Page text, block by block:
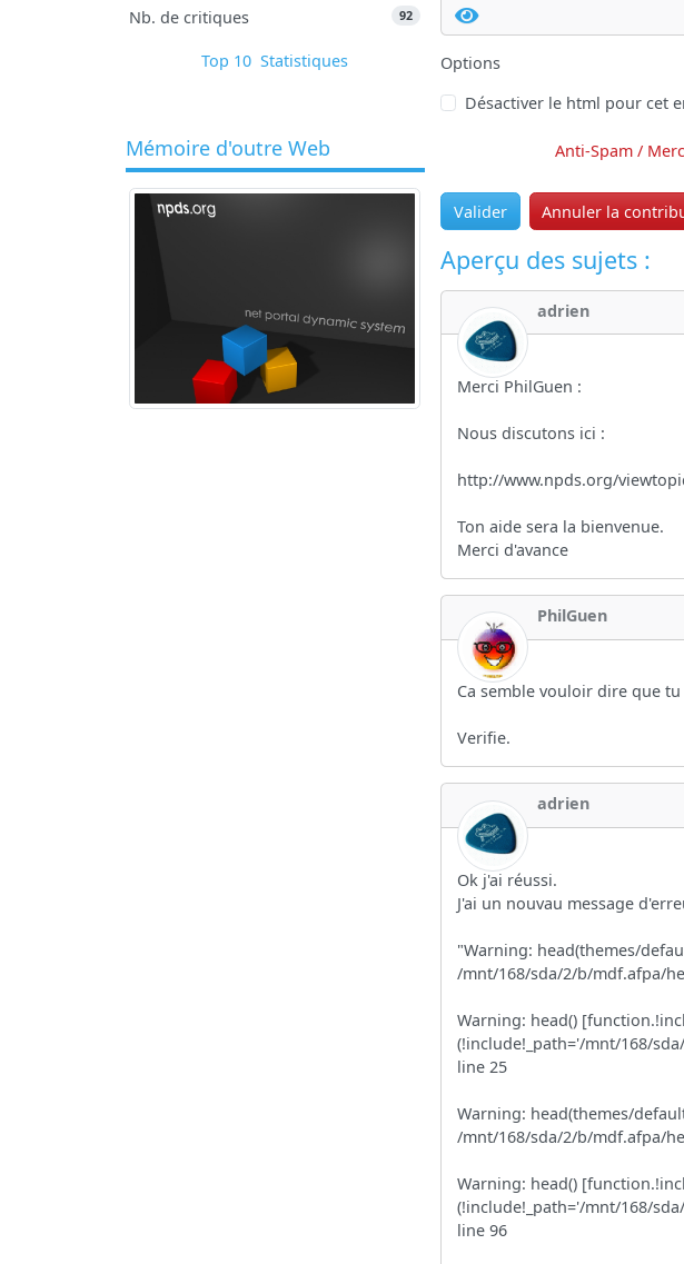
Nb. de critiques 92
Top 10 Statistiques
Mémoire d'outre Web
Options
Désactiver le html pour cet
Anti-Spam /
Valider Annuler la
Aperçu des sujets :
adrien
Merci PhilGuen :
Nous discutons ici :
http://www.npds.org/
Ton aide sera la bienvenue.
Merci d'avance
PhilGuen
Ca semble vouloir dire que
Verifie.
adrien
Ok j'ai réussi.
J'ai un nouvau message
"Warning: head(themes/
/mnt/168/sda/2/b/mdf.afpa/
Warning: head()
(!include!_path='/mnt/168/
line 25
Warning: head(themes/
/mnt/168/sda/2/b/mdf.afpa/
Warning: head()
(!include!_path='/mnt/168/
line 96